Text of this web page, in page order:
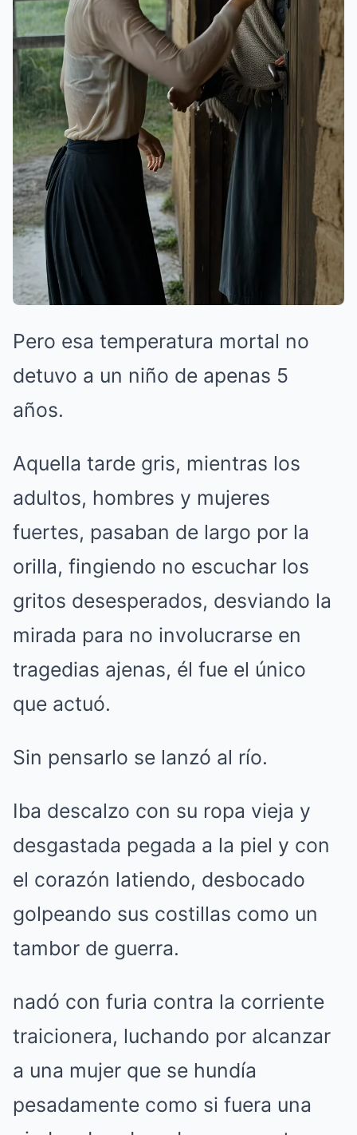
Pero esa temperatura mortal no
detuvo a un niño de apenas 5
años.
Aquella tarde gris, mientras los
adultos, hombres y mujeres
fuertes, pasaban de largo por la
orilla, fingiendo no escuchar los
gritos desesperados, desviando la
mirada para no involucrarse en
tragedias ajenas, él fue el único
que actuó.
Sin pensarlo se lanzó al río.
Iba descalzo con su ropa vieja y
desgastada pegada a la piel y con
el corazón latiendo, desbocado
golpeando sus costillas como un
tambor de guerra.
nadó con furia contra la corriente
traicionera, luchando por alcanzar
a una mujer que se hundía
pesadamente como si fuera una